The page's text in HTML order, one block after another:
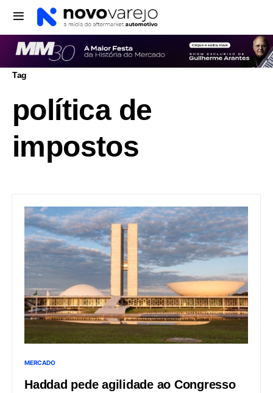
Tag
política de
impostos
MERCADO
Haddad pede agilidade ao Congresso